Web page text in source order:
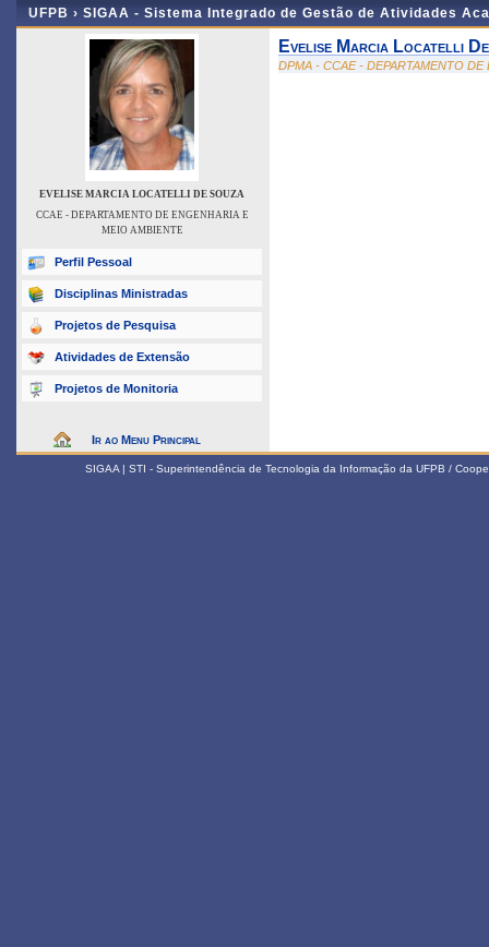
UFPB › SIGAA - Sistema Integrado de Gestão de Atividades
EVELISE MARCIA LOCATELLI DE SOUZA
CCAE - DEPARTAMENTO DE ENGENHARIA E
MEIO AMBIENTE
Perfil Pessoal
Disciplinas Ministradas
Projetos de Pesquisa
Atividades de Extensão
Projetos de Monitoria
Ir ao Menu Principal
Evelise Marcia Locatelli
DPMA - CCAE - DEPARTAMENTO
SIGAA | STI - Superintendência de Tecnologia da Informação da UFPB /